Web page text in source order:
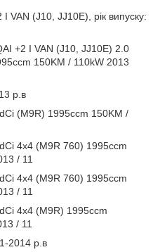
VAN (J10, JJ10E), рік випуску:
+2 I VAN (J10, JJ10E) 2.0
150KM / 110kW 2013
р.в
(M9R) 1995ccm 150KM /
4x4 (M9R 760) 1995ccm
/ 11
4x4 (M9R 760) 1995ccm
/ 11
4x4 (M9R) 1995ccm
/ 11
2014 р.в